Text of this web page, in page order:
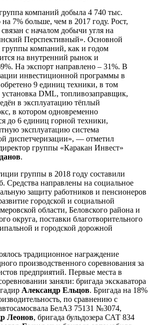
компаний добыла 4 740 тыс.
на 7% больше, чем в 2017 году. Рост,
с началом добычи угля на
Перспективный». Основной
компаний, как и годом
на внутренний рынок и
На экспорт направлено – 31%. В
инвестиционной программы в
9 единиц техники, в том
установка DML, топливозаправщик,
в эксплуатацию тёплый
в котором одновременно
до 6 единиц горной техники,
эксплуатацию система
диспетчеризации», — отметил
группы «Каракан Инвест»
.
группы в 2018 году составили
Средства направлены на социальное
защиту работников и пенсионеров
городской и социальной
области, Беловского района и
округа, поставки благотворительного
и городской дорожной
традиционное награждение
производственного соревнования за
предприятий. Первые места в
заняли: бригада экскаватора
Александр Ельцов. Бригада на 18%
по сравнению с
БелАЗ 75131 №3074,
Леонов, бригада бульдозера САТ 834